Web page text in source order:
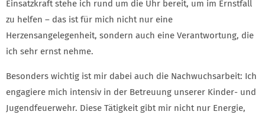
Einsatzkraft stehe ich rund um die Uhr bereit, um im Ernstfall
zu helfen – das ist für mich nicht nur eine
Herzensangelegenheit, sondern auch eine Verantwortung, die
ich sehr ernst nehme.
Besonders wichtig ist mir dabei auch die Nachwuchsarbeit: Ich
engagiere mich intensiv in der Betreuung unserer Kinder- und
Jugendfeuerwehr. Diese Tätigkeit gibt mir nicht nur Energie,